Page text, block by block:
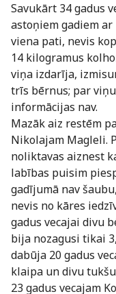
Savukārt 34 gadus
astoņiem gadiem
viena pati, nevis
14 kilogramus
viņa izdarīja,
trīs bērnus; par
informācijas nav.
Mazāk aiz restēm
Nikolajam Magleli.
noliktavas aiznest
labības puisim
gadījumā nav
nevis no kāres
gadus vecajai divu
bija nozagusi tikai
dabūja 20 gadus
klaipa un divu
23 gadus vecajam